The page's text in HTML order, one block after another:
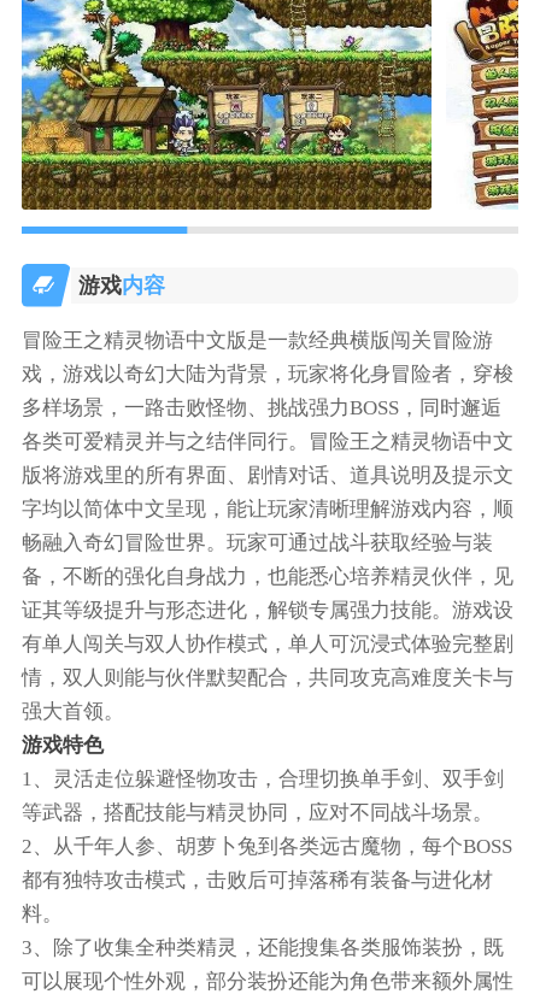
游戏内容
冒险王之精灵物语中文版是一款经典横版闯关冒险游
戏，游戏以奇幻大陆为背景，玩家将化身冒险者，穿梭
多样场景，一路击败怪物、挑战强力BOSS，同时邂逅
各类可爱精灵并与之结伴同行。冒险王之精灵物语中文
版将游戏里的所有界面、剧情对话、道具说明及提示文
字均以简体中文呈现，能让玩家清晰理解游戏内容，顺
畅融入奇幻冒险世界。玩家可通过战斗获取经验与装
备，不断的强化自身战力，也能悉心培养精灵伙伴，见
证其等级提升与形态进化，解锁专属强力技能。游戏设
有单人闯关与双人协作模式，单人可沉浸式体验完整剧
情，双人则能与伙伴默契配合，共同攻克高难度关卡与
强大首领。
游戏特色
1、灵活走位躲避怪物攻击，合理切换单手剑、双手剑
等武器，搭配技能与精灵协同，应对不同战斗场景。
2、从千年人参、胡萝卜兔到各类远古魔物，每个BOSS
都有独特攻击模式，击败后可掉落稀有装备与进化材
料。
3、除了收集全种类精灵，还能搜集各类服饰装扮，既
可以展现个性外观，部分装扮还能为角色带来额外属性